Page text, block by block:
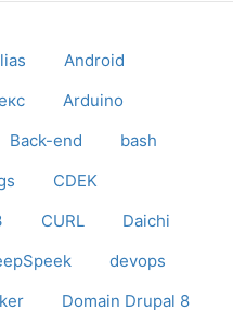
Android
Arduino
Back-end
bash
CDEK
CURL
Daichi
devops
Domain Drupal 8